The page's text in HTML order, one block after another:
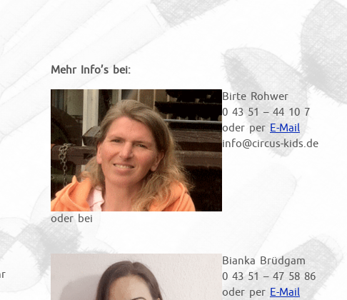
Mehr Info’s bei:
Birte Rohwer
0 43 51 – 44 10 7
oder per E-Mail
info@circus-kids.de
oder bei
Bianka Brüdgam
0 43 51 – 47 58 86
oder per E-Mail